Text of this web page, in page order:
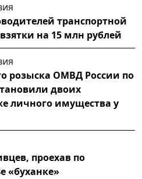
транспортной
на 15 млн рублей
розыска ОМВД России по
двоих
личного имущества у
проехав по
«буханке»